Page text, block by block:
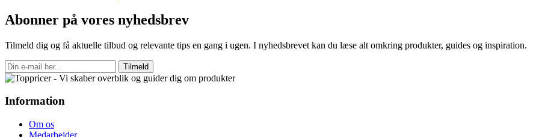
Abonner på vores nyhedsbrev
Tilmeld dig og få aktuelle tilbud og relevante tips en gang i ugen. I nyhedsbrevet kan du læse alt omkring produkter, guides og inspiration.
Tilmeld
Information
Om os
Medarbejder